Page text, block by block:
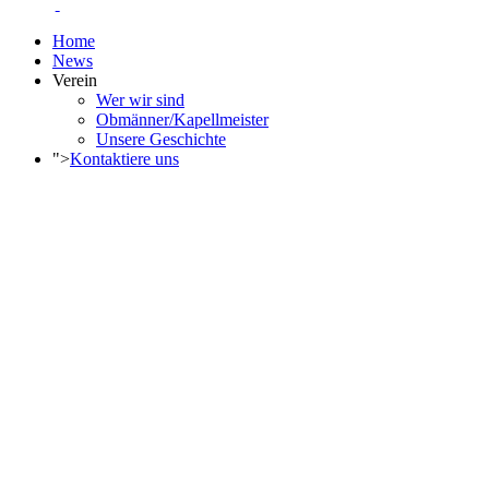
Home
News
Verein
Wer wir sind
Obmänner/Kapellmeister
Unsere Geschichte
">Kontaktiere uns